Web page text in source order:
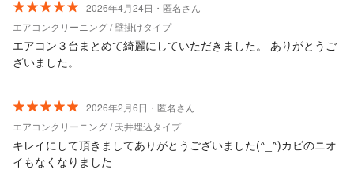
2026年4月24日・匿名さん
エアコンクリーニング / 壁掛けタイプ
エアコン３台まとめて綺麗にしていただきました。 ありがとうご
ざいました。
2026年2月6日・匿名さん
エアコンクリーニング / 天井埋込タイプ
キレイにして頂きましてありがとうございました(^_^)カビのニオ
イもなくなりました